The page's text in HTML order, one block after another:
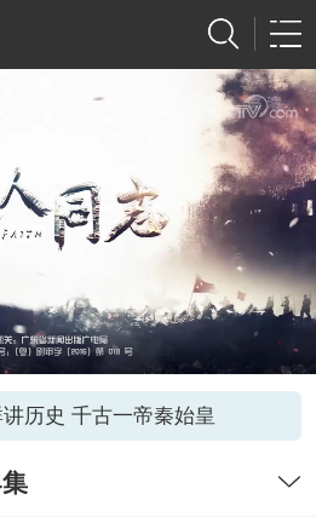
历史 千古一帝秦始皇